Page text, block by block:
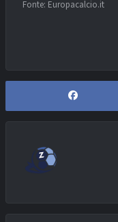
Fonte: Europacalcio.it